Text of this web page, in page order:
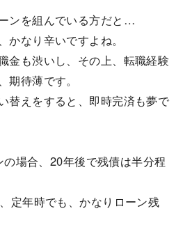
ンを組んでいる方だと…
かなり辛いですよね。
金も渋いし、その上、転職経験
待薄です。
替えをすると、即時完済も夢で
場合、20年後で残債は半分程
定年時でも、かなりローン残